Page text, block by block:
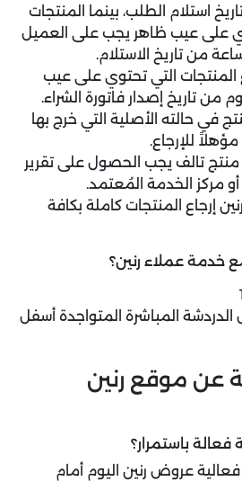
من تاريخ استلام الطلب، بينما المنتجات
على عيب ظاهر يجب على العميل
المنتجات التي تحتوي على عيب
في حالته الأصلية التي خرج بها
للإرجاع.
منتج تالف يجب الحصول على تقرير
مركز الخدمة المُعتمد.
إرجاع المنتجات كاملة بكافة
خدمة عملاء رنين؟
الدردشة المباشرة المتواجدة أسفل
عن موقع رنين
باستمرار؟
عروض رنين اليوم أمام